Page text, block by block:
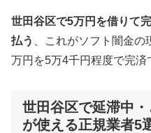
世田谷区で5万円を借りて
払う
、これがソフト闇金
万円を5万4千円程度で完済
世田谷区で延滞中
が使える正規業者5